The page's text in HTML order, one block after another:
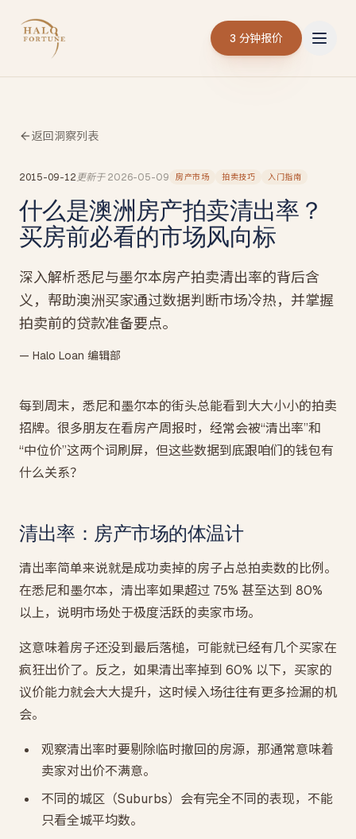
3 分钟报价
返回洞察列表
2015-09-12更新于 2026-05-09 房产市场 拍卖技巧 入门指南
什么是澳洲房产拍卖清出率？
买房前必看的市场风向标
深入解析悉尼与墨尔本房产拍卖清出率的背后含
义，帮助澳洲买家通过数据判断市场冷热，并掌握
拍卖前的贷款准备要点。
— Halo Loan 编辑部
每到周末，悉尼和墨尔本的街头总能看到大大小小的拍卖
招牌。很多朋友在看房产周报时，经常会被“清出率”和
“中位价”这两个词刷屏，但这些数据到底跟咱们的钱包有
什么关系？
清出率：房产市场的体温计
清出率简单来说就是成功卖掉的房子占总拍卖数的比例。
在悉尼和墨尔本，清出率如果超过 75% 甚至达到 80%
以上，说明市场处于极度活跃的卖家市场。
这意味着房子还没到最后落槌，可能就已经有几个买家在
疯狂出价了。反之，如果清出率掉到 60% 以下，买家的
议价能力就会大大提升，这时候入场往往有更多捡漏的机
会。
观察清出率时要剔除临时撤回的房源，那通常意味着
卖家对出价不满意。
不同的城区（Suburbs）会有完全不同的表现，不能
只看全城平均数。